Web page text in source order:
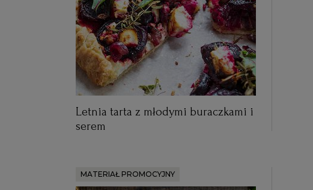
Letnia tarta z młodymi buraczkami i
serem
MATERIAŁ PROMOCYJNY